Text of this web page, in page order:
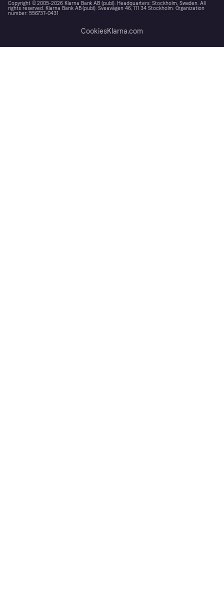
Copyright © 2005-2026 Klarna Bank AB (publ). Headquarters: Stockholm, Sweden. All
rights reserved. Klarna Bank AB (publ). Sveavägen 46, 111 34 Stockholm. Organization
number: 556737-0431
CookiesKlarna.com